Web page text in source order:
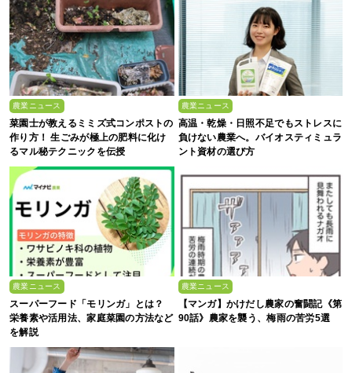
農業ニュース
菜園士が教えるミミズ式コンポストの
作り方！ 生ごみが極上の肥料に化け
るマル秘テクニックを伝授
農業ニュース
高温・乾燥・日照不足でもストレスに
負けない農業へ。バイオスティミュラ
ント資材の選び方
農業ニュース
スーパーフード「モリンガ」とは？
栄養素や活用法、家庭菜園の方法など
を解説
農業ニュース
【マンガ】かけだし農家の奮闘記《第
90話》農家を襲う、梅雨の苦労5選